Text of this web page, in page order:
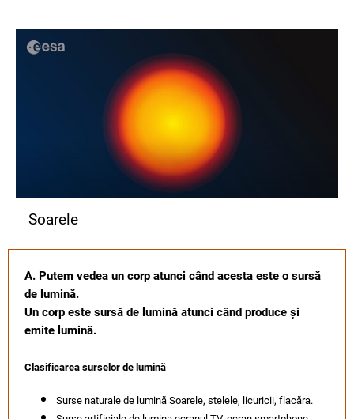
Soarele
A. Putem vedea un corp atunci când acesta este o sursă
de lumină.
Un corp este sursă de lumină atunci când produce și
emite lumină.
Clasificarea surselor de lumină
Surse naturale de lumină Soarele, stelele, licuricii, flacăra.